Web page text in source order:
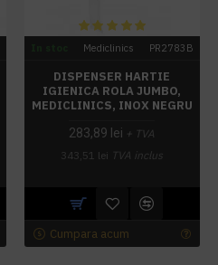
Mediclinics PR2783B
DISPENSER HARTIE
IGIENICA ROLA JUMBO,
MEDICLINICS, INOX NEGRU
283,89 lei + TVA
343,51 lei TVA inclus
Cumpara acum